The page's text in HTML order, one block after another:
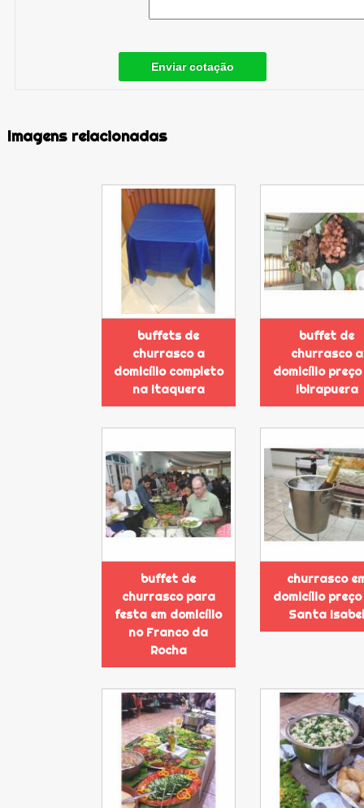
Enviar cotação
Imagens relacionadas
buffets de
churrasco a
domicílio completo
na Itaquera
buffet de
churrasco a
domicílio
Ibirapuera
buffet de
churrasco para
festa em domicílio
no Franco da
Rocha
churrasco
domicílio
Santa